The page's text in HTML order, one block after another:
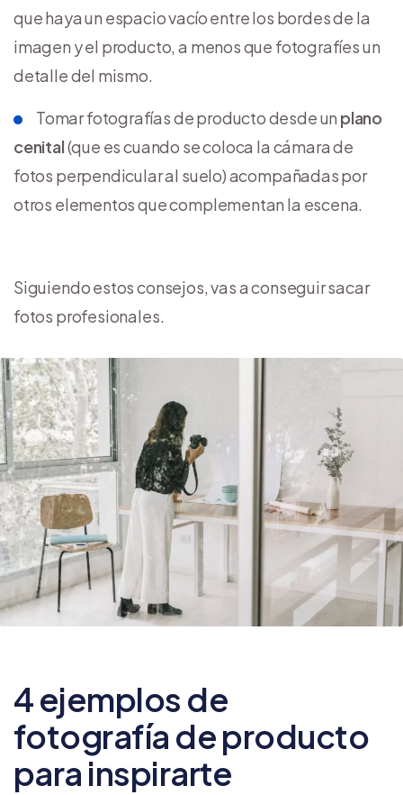
que haya un espacio vacío entre los bordes de la
imagen y el producto, a menos que fotografíes un
detalle del mismo.
Tomar fotografías de producto desde un plano
cenital(que es cuando se coloca la cámara de
fotos perpendicular al suelo) acompañadas por
otros elementos que complementan la escena.
Siguiendo estos consejos, vas a conseguir sacar
fotos profesionales.
4 ejemplos de
fotografía de producto
para inspirarte